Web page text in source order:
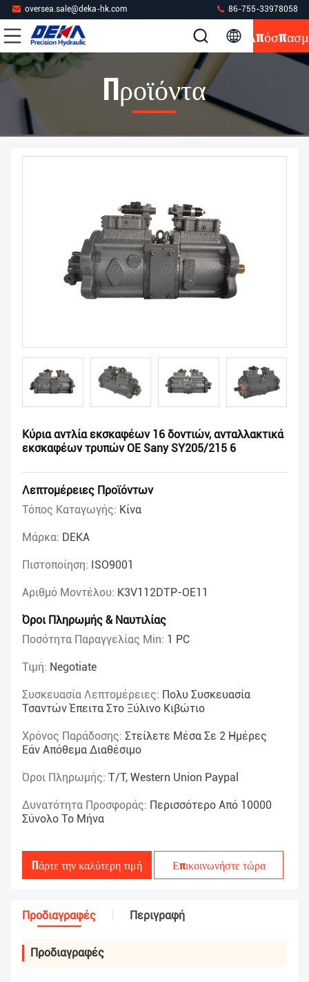
oversea.sale@deka-hk.com 86-755-33978058
Προϊόντα
Κύρια αντλία εκσκαφέων 16 δοντιών, ανταλλακτικά
εκσκαφέων τρυπών OE Sany SY205/215 6
Λεπτομέρειες Προϊόντων
Τόπος Καταγωγής: Κίνα
Μάρκα: DEKA
Πιστοποίηση: ISO9001
Αριθμό Μοντέλου: K3V112DTP-OE11
Όροι Πληρωμής & Ναυτιλίας
Ποσότητα Παραγγελίας Min: 1 PC
Τιμή: Negotiate
Συσκευασία Λεπτομέρειες: Πολυ Συσκευασία
Τσαντών Έπειτα Στο Ξύλινο Κιβώτιο
Χρόνος Παράδοσης: Στείλετε Μέσα Σε 2 Ημέρες
Εάν Απόθεμα Διαθέσιμο
Όροι Πληρωμής: T/T, Western Union Paypal
Δυνατότητα Προσφοράς: Περισσότερο Από 10000
Σύνολο Το Μήνα
Πάρτε την καλύτερη τιμή Επικοινωνήστε τώρα
Προδιαγραφές Περιγραφή
Προδιαγραφές